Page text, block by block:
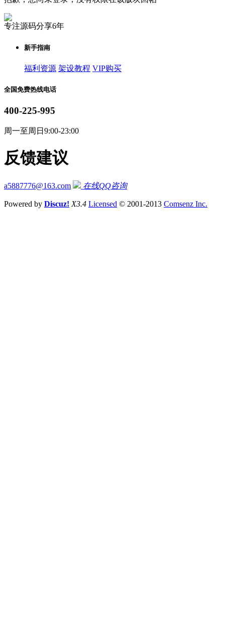
专注源码分享6年
新手指南
福利资源 架设教程 VIP购买
全国免费热线电话
400-225-995
周一至周日9:00-23:00
反馈建议
a5887776@163.com 在线QQ咨询
Powered by Discuz! X3.4 Licensed © 2001-2013 Comsenz Inc.